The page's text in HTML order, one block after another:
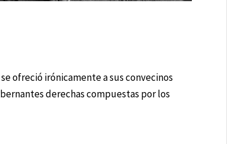
ofreció irónicamente a sus convecinos
derechas compuestas por los